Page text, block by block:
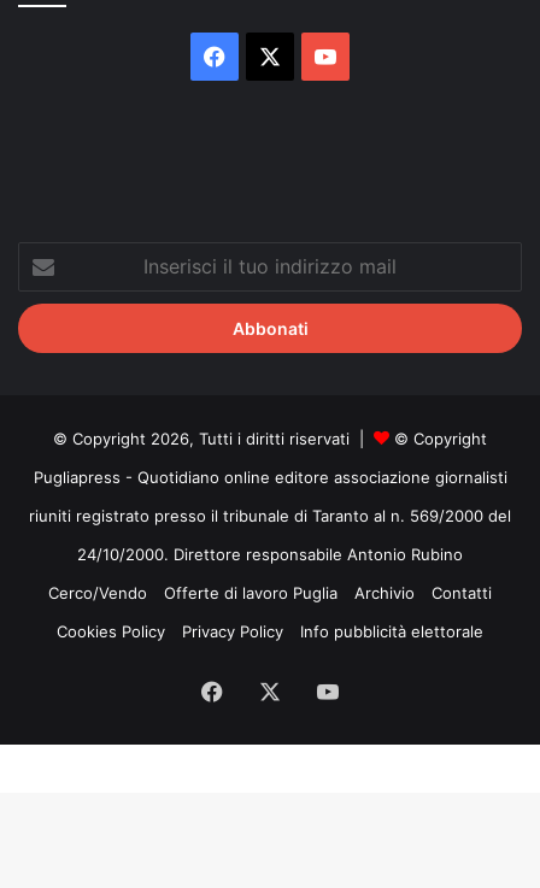
Facebook
Inserisci
tuo
indirizzo
mail
© Copyright 2026, Tutti i diritti riservati |
© Copyright
Pugliapress - Quotidiano online editore associazione giornalisti
riuniti registrato presso il tribunale di Taranto al n. 569/2000 del
24/10/2000. Direttore responsabile Antonio Rubino
Cerco/Vendo
Offerte di lavoro Puglia Archivio
Contatti
Cookies Policy
Privacy Policy Info pubblicità elettorale
Facebook
Tube